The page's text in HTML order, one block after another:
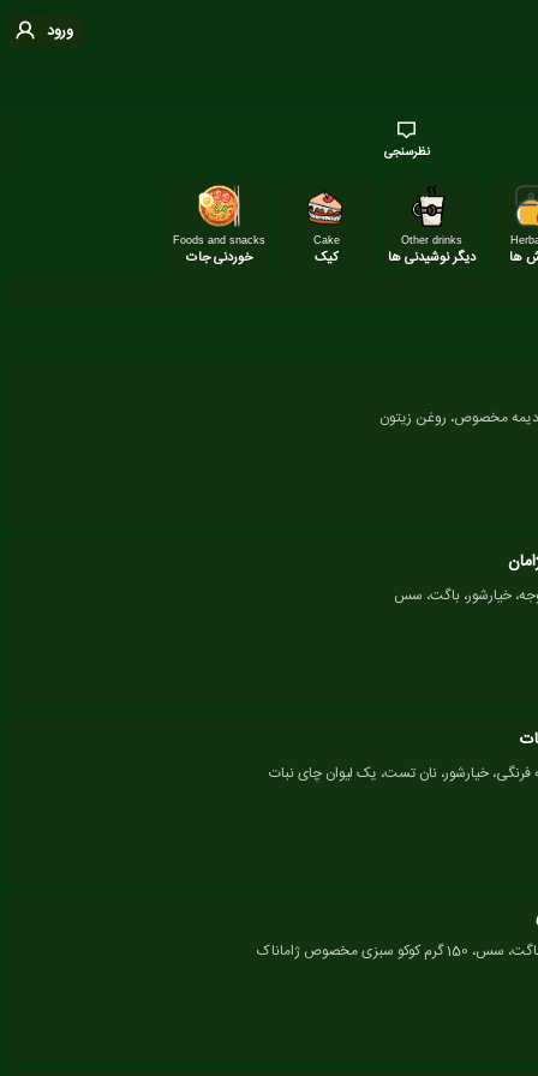
ورود
نظرسنجی
ها
Other drinks
دیگر نوشیدنی ها
Cake
کیک
Foods and snacks
خوردنی جات
ادیمه مخصوص، روغن زیتون
خیارشور، نان تست، یک لیوان چای نبات
سبزی مخصوص ژاماناک